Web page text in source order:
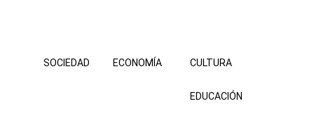
SOCIEDAD ECONOMÍA CULTURA
EDUCACIÓN